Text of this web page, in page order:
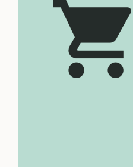
confiseries
artisanales
Voir +